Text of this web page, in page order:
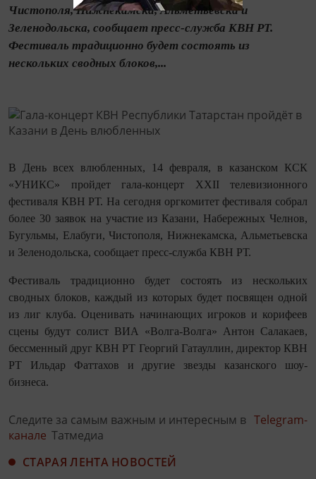
Чистополя, Нижнекамска, Альметьевска и
Зеленодольска, сообщает пресс-служба КВН РТ.
Фестиваль традиционно будет состоять из
нескольких сводных блоков,...
В День всех влюбленных, 14 февраля, в казанском КСК
«УНИКС» пройдет гала-концерт XXII телевизионного
фестиваля КВН РТ. На сегодня оргкомитет фестиваля собрал
более 30 заявок на участие из Казани, Набережных Челнов,
Бугульмы, Елабуги, Чистополя, Нижнекамска, Альметьевска
и Зеленодольска, сообщает пресс-служба КВН РТ.
Фестиваль традиционно будет состоять из нескольких
сводных блоков, каждый из которых будет посвящен одной
из лиг клуба. Оценивать начинающих игроков и корифеев
сцены будут cолист ВИА «Волга-Волга» Антон Салакаев,
бессменный друг КВН РТ Георгий Гатауллин, директор КВН
РТ Ильдар Фаттахов и другие звезды казанского шоу-
бизнеса.
Следите за самым важным и интересным в Telegram-
канале Татмедиа
СТАРАЯ ЛЕНТА НОВОСТЕЙ